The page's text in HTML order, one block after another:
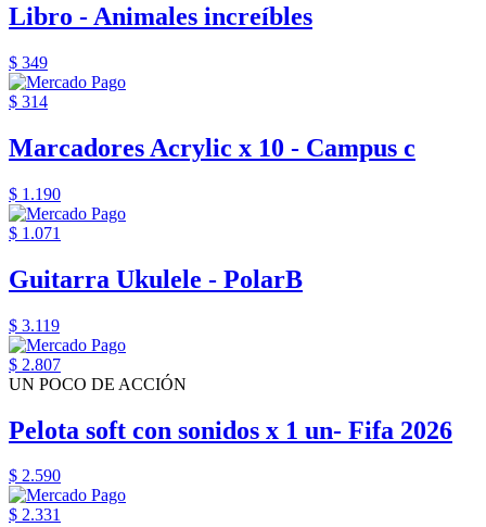
Libro - Animales increíbles
$ 349
$ 314
Marcadores Acrylic x 10 - Campus c
$ 1.190
$ 1.071
Guitarra Ukulele - PolarB
$ 3.119
$ 2.807
UN POCO DE ACCIÓN
Pelota soft con sonidos x 1 un- Fifa 2026
$ 2.590
$ 2.331